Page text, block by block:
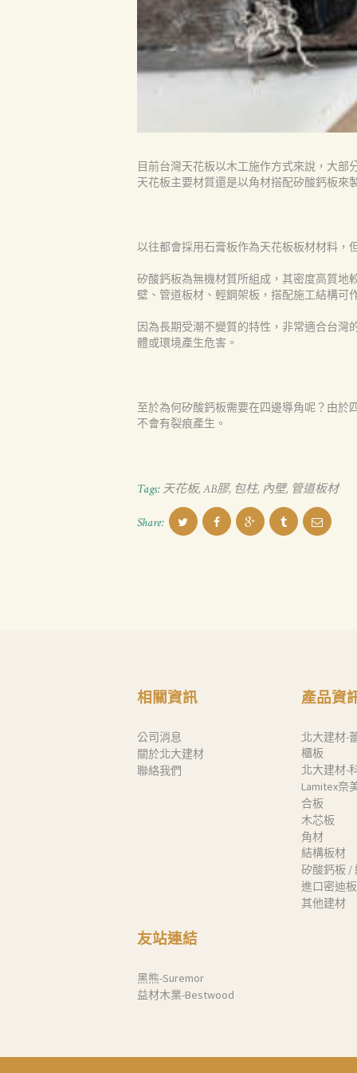
目前台灣天花板以木工施作方式來說，大
天花板主要材質還是以角材搭配矽酸鈣板來
以往都會採用石膏板作為天花板板材材料，
矽酸鈣板為無機材質所組成，其密度高質地
壁、管道板材、輕鋼架板，搭配施工結構可
因為長期受潮不變質的特性，非常適合台
體或環境產生危害。
至於為何矽酸鈣板需要在四邊導角呢？由於
不會有裂痕產生。
Tags: 天花板, AB膠, 包柱, 內壁, 管道板材
Share:
相關資訊
公司消息
關於北大建材
聯絡我們
產品資
北大建材-
櫃板
北大建材-
Lamitex奈
合板
木芯板
角材
結構板材
矽酸鈣板 /
進口密迪板
其他建材
友站連結
黑熊-Suremor
益材木業-Bestwood